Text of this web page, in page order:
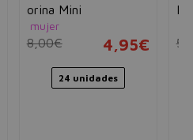
orina Mini
mujer
8,00€ 4,95€
24 unidades